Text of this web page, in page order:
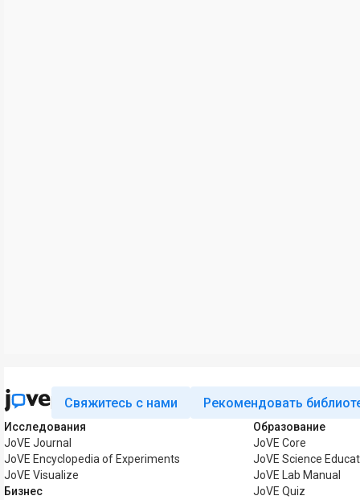
Свяжитесь с нами Рекомендовать
Исследования
JoVE Journal
JoVE Encyclopedia of Experiments
JoVE Visualize
Бизнес
Образование
JoVE Core
JoVE Science
JoVE Lab Manual
JoVE Quiz